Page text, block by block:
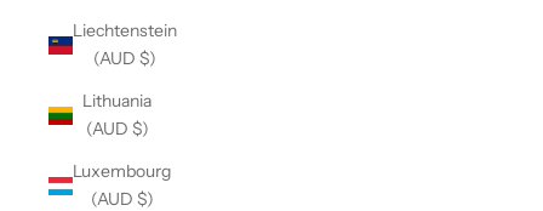
Liechtenstein
(AUD $)
Lithuania
(AUD $)
Luxembourg
(AUD $)